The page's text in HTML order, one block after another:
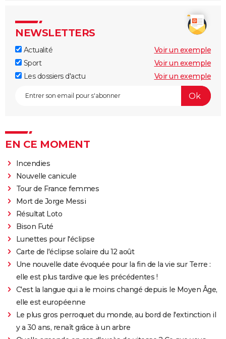
NEWSLETTERS
Actualité
Voir un exemple
Sport
Voir un exemple
Les dossiers d'actu
Voir un exemple
EN CE MOMENT
Incendies
Nouvelle canicule
Tour de France femmes
Mort de Jorge Messi
Résultat Loto
Bison Futé
Lunettes pour l'éclipse
Carte de l'éclipse solaire du 12 août
Une nouvelle date évoquée pour la fin de la vie sur Terre :
elle est plus tardive que les précédentes !
C'est la langue qui a le moins changé depuis le Moyen Âge,
elle est européenne
Le plus gros perroquet du monde, au bord de l'extinction il
y a 30 ans, renaît grâce à un arbre